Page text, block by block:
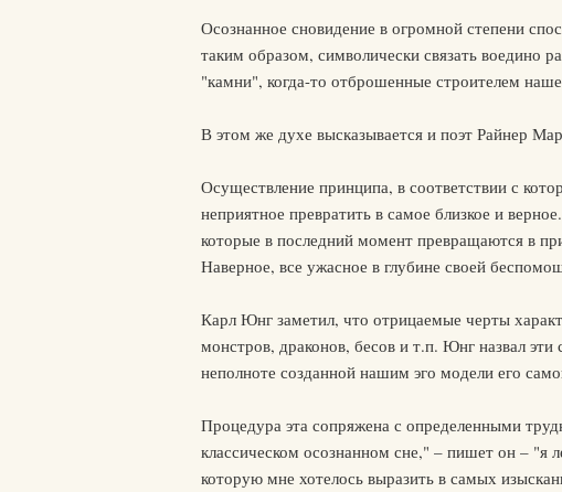
Осознанное сновидение в огромной степени
таким образом, символически связать воедино
"камни", когда-то отброшенные строителем
В этом же духе высказывается и поэт Райнер
Осуществление принципа, в соответствии с
неприятное превратить в самое близкое и
которые в последний момент превращаются в
Наверное, все ужасное в глубине своей
Карл Юнг заметил, что отрицаемые черты
монстров, драконов, бесов и т.п. Юнг назвал
неполноте созданной нашим эго модели его
Процедура эта сопряжена с определенными
классическом осознанном сне," – пишет он – "я
которую мне хотелось выразить в самых